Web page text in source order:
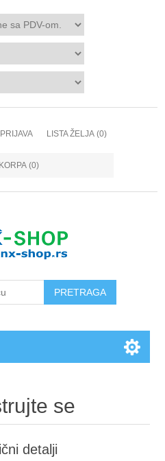
PRIJAVA LISTA ŽELJA (0)
KORPA (0)
se
detalji